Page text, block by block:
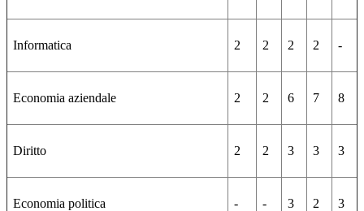
Informatica 2 2 2 2 -
Economia aziendale 2 2 6 7 8
Diritto 2 2 3 3 3
Economia politica - - 3 2 3